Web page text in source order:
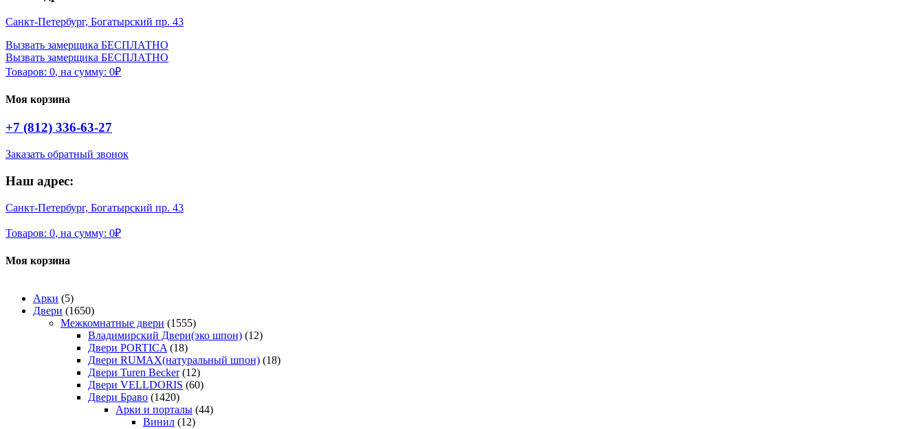
Санкт-Петербург, Богатырский пр. 43
Вызвать замерщика БЕСПЛАТНО
Вызвать замерщика БЕСПЛАТНО
Товаров: 0, на сумму: 0₽
Моя корзина
+7 (812) 336-63-27
Заказать обратный звонок
Наш адрес:
Санкт-Петербург, Богатырский пр. 43
Товаров: 0, на сумму: 0₽
Моя корзина
Арки (5)
Двери (1650)
Межкомнатные двери (1555)
Владимирский Двери(эко шпон) (12)
Двери PORTICA (18)
Двери RUMAX(натуральный шпон) (18)
Двери Turen Becker (12)
Двери VELLDORIS (60)
Двери Браво (1420)
Арки и порталы (44)
Винил (12)